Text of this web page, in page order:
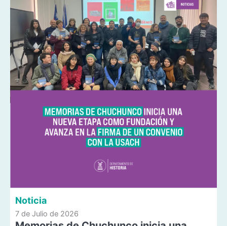
Noticia
7 de Julio de 2026